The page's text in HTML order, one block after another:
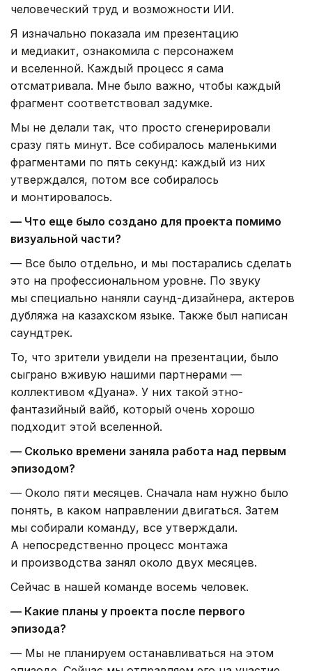
человеческий труд и возможности ИИ.
Я изначально показала им презентацию
и медиакит, ознакомила с персонажем
и вселенной. Каждый процесс я сама
отсматривала. Мне было важно, чтобы каждый
фрагмент соответствовал задумке.
Мы не делали так, что просто сгенерировали
сразу пять минут. Все собиралось маленькими
фрагментами по пять секунд: каждый из них
утверждался, потом все собиралось
и монтировалось.
— Что еще было создано для проекта помимо
визуальной части?
— Все было отдельно, и мы постарались сделать
это на профессиональном уровне. По звуку
мы специально наняли саунд-дизайнера, актеров
дубляжа на казахском языке. Также был написан
саундтрек.
То, что зрители увидели на презентации, было
сыграно вживую нашими партнерами —
коллективом «Дуана». У них такой этно-
фантазийный вайб, который очень хорошо
подходит этой вселенной.
— Сколько времени заняла работа над первым
эпизодом?
— Около пяти месяцев. Сначала нам нужно было
понять, в каком направлении двигаться. Затем
мы собирали команду, все утверждали.
А непосредственно процесс монтажа
и производства занял около двух месяцев.
Сейчас в нашей команде восемь человек.
— Какие планы у проекта после первого
эпизода?
— Мы не планируем останавливаться на этом